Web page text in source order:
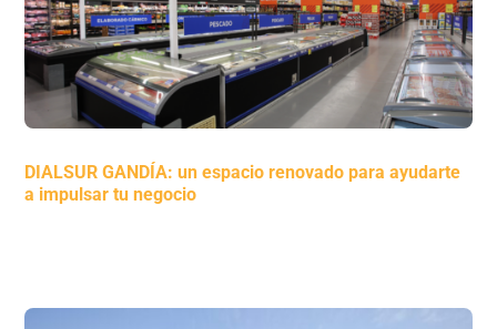
DIALSUR GANDÍA: un espacio renovado para ayudarte
a impulsar tu negocio